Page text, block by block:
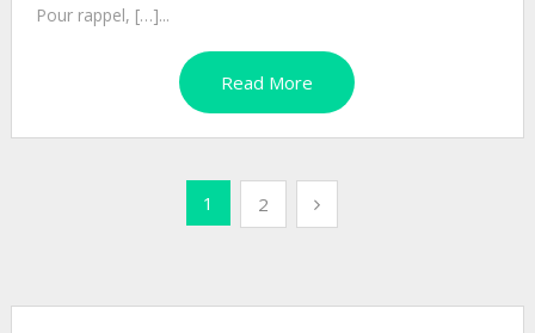
Pour rappel, […]...
Read More
1 2